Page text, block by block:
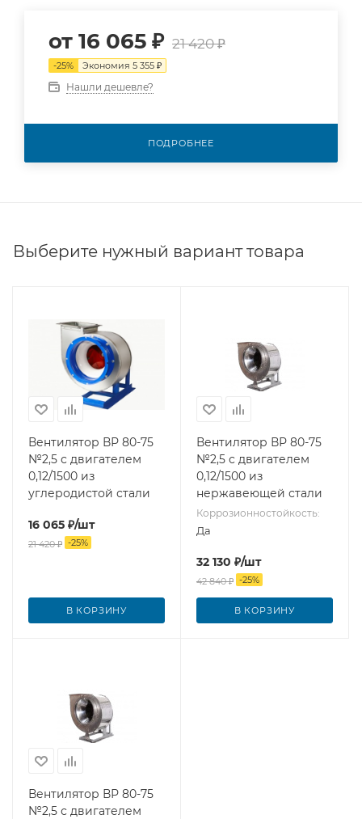
от 16 065 ₽ 21 420 ₽
-25% Экономия 5 355 ₽
Нашли дешевле?
ПОДРОБНЕЕ
Выберите нужный вариант товара
Вентилятор ВР 80-75
№2,5 с двигателем
0,12/1500 из
углеродистой стали
16 065 ₽/шт
21 420₽ -25%
В КОРЗИНУ
Вентилятор ВР 80-75
№2,5 с двигателем
0,12/1500 из
нержавеющей стали
Коррозионностойкость:
Да
32 130 ₽/шт
42 840₽ -25%
В КОРЗИНУ
Вентилятор ВР 80-75
№2,5 с двигателем